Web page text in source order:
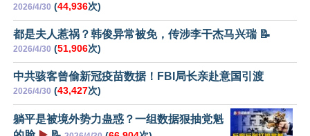
2026/4/30 (44,936次)
都是夫人惹祸？韩俊异常被免，传涉李干杰马兴瑞 📝
2026/4/30 (51,906次)
中共骇客曾偷新冠疫苗数据！FBI局长亲赴意国引渡
2026/4/30 (43,427次)
躺平是被境外势力蛊惑？一组数据狠抽党魁